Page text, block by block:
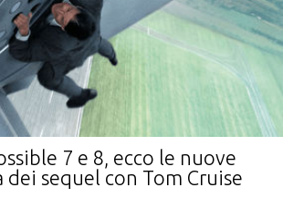
7 e 8, ecco le nuove
sequel con Tom Cruise